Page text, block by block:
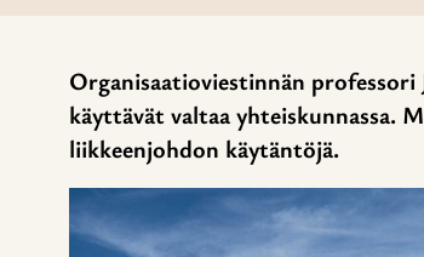
Organisaatioviestinnän
käyttävät valtaa yhteiskunnassa.
liikkeenjohdon käytäntöjä.